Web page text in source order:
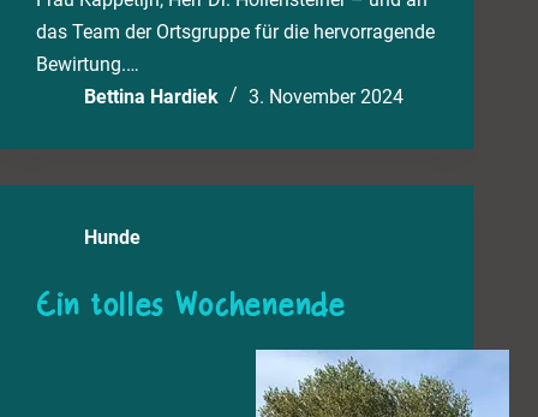
das Team der Ortsgruppe für die hervorragende
Bewirtung.…
Bettina Hardiek
3. November 2024
Hunde
Ein tolles Wochenende